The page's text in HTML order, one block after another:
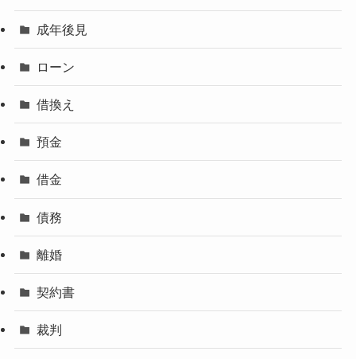
成年後見
ローン
借換え
預金
借金
債務
離婚
契約書
裁判